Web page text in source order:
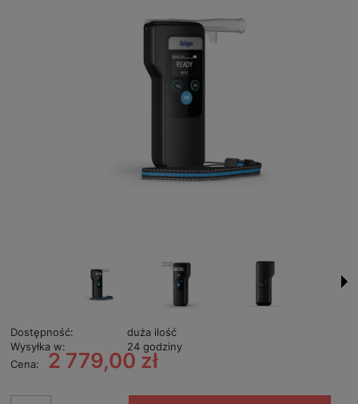
Dostępność:
duża ilość
Wysyłka w:
24 godziny
Cena:
2 779,00 zł